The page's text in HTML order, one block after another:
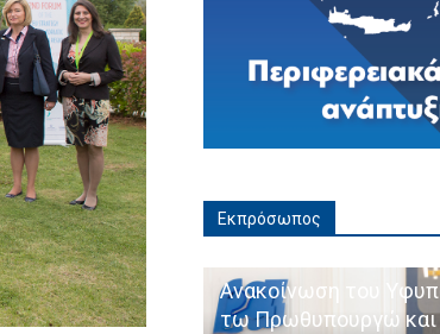
Εκπρόσωπος
Ανακοίνωση του
τω Πρωθυπουργώ και